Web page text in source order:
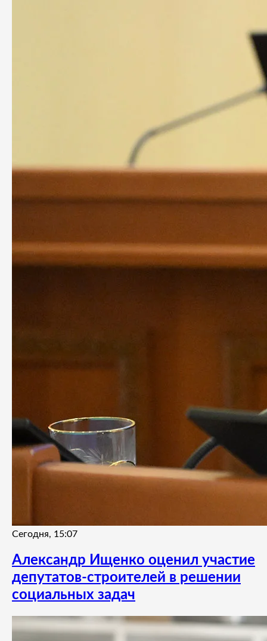
Сегодня, 15:07
Александр Ищенко оценил участие
депутатов-строителей в решении
социальных задач